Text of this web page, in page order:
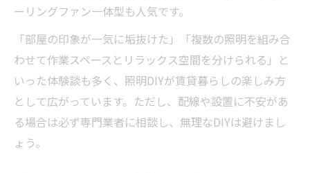
ーリングファン一体型も人気です。
「部屋の印象が一気に垢抜けた」「複数の照明を組み合
わせて作業スペースとリラックス空間を分けられる」と
いった体験談も多く、照明DIYが賃貸暮らしの楽しみ方
として広がっています。ただし、配線や設置に不安があ
る場合は必ず専門業者に相談し、無理なDIYは避けまし
ょう。